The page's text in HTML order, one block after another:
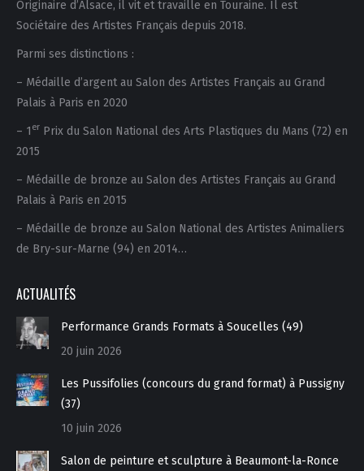
Originaire d’Alsace, il vit et travaille en Touraine. Il est
Sociétaire des Artistes Français depuis 2018.
Parmi ses distinctions :
– Médaille d’argent au Salon des Artistes Français au Grand
Palais à Paris en 2020
– 1 er Prix du Salon National des Arts Plastiques du Mans (72) en
2015
– Médaille de bronze au Salon des Artistes Français au Grand
Palais à Paris en 2015
– Médaille de bronze au Salon National des Artistes Animaliers
de Bry-sur-Marne (94) en 2014…
ACTUALITÉS
Performance Grands Formats à Soucelles (49)
20 juin 2026
Les Pussifolies (concours du grand format) à Pussigny
(37)
10 juin 2026
Salon de peinture et sculpture à Beaumont-la-Ronce